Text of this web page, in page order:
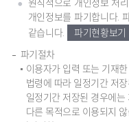
원칙적으로 개인정보 처
개인정보를 파기합니다.
같습니다.
파기현황보기
파기절차
이용자가 입력 또는 기재
법령에 따라 일정기간 저
일정기간 저장된 경우에
다른 목적으로 이용되지